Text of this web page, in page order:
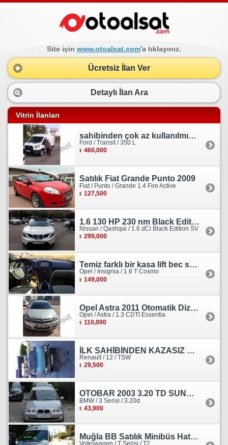
Site için www.otoalsat.com'a tıklayınız.
Ücretsiz İlan Ver
Detaylı İlan Ara
Vitrin İlanları
sahibinden çok az kullanılmış orjinal ford transit
Ford / Transit / 350 L
460,000
Satılık Fiat Grande Punto 2009
Fiat / Punto / Grande 1.4 Fire Active
127,500
1.6 130 HP 230 nm Black Edition servis bakımlı
Nissan / Qashqai / 1.6 dCi Black Edition SV
299,000
Temiz farklı bir kasa lift bec sedan görünümlü heçbek
Opel / Insignia / 1.6 T Cosmo
149,000
Opel Astra 2011 Otomatik Dizel Tramersiz Essentia
Opel / Astra / 1.3 CDTI Essentia
110,000
İLK SAHİBİNDEN KAZASIZ HASARSIZ BOYASIZ DEĞİŞENSİZ TAM ORJİNAL RENO
Renault / 12 / TSW
29,500
OTOBAR 2003 3.20 TD SUNROOF DERİ OTOMATİK DİZEL EMSALSİZ
BMW / 3 Serisi / 3.20d
43,900
Muğla BB Satılık Minibüs Hatı Volkswagen Crafter
Volkswagen / T Serisi / T2